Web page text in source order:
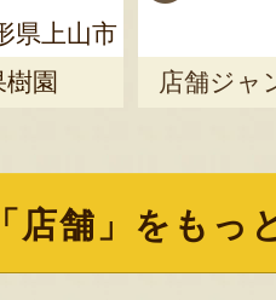
県上山市
樹園 店舗ジャ
「店舗」をもっ